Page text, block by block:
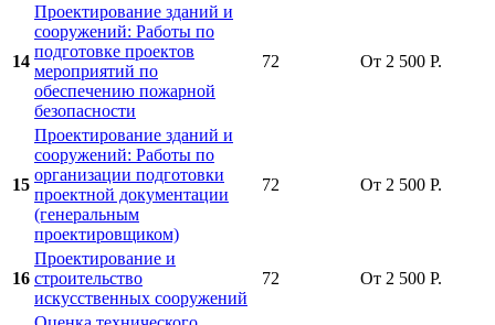
14
Проектирование зданий и
сооружений: Работы по
подготовке проектов
мероприятий по
обеспечению пожарной
безопасности
72 От 2 500 Р.
15
Проектирование зданий и
сооружений: Работы по
организации подготовки
проектной документации
(генеральным
проектировщиком)
72 От 2 500 Р.
16
Проектирование и
строительство
искусственных сооружений
72 От 2 500 Р.